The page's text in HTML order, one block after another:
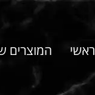
ראשי המוצרים